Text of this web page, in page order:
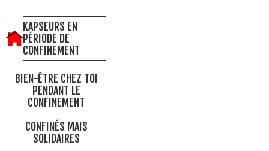
KAPSEURS EN
PÉRIODE DE
CONFINEMENT
BIEN-ÊTRE CHEZ TOI
PENDANT LE
CONFINEMENT
CONFINÉS MAIS
SOLIDAIRES